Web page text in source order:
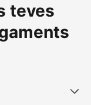
teves